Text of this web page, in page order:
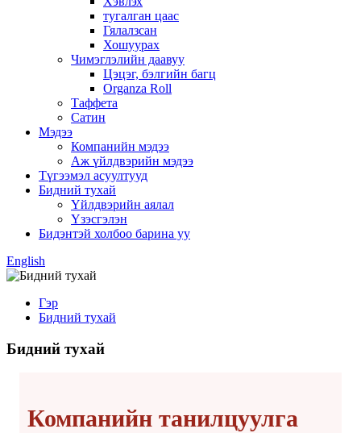
тугалган цаас
Гялалзсан
Хошуурах
Чимэглэлийн даавуу
Цэцэг, бэлгийн багц
Organza Roll
Таффета
Сатин
Мэдээ
Компанийн мэдээ
Аж үйлдвэрийн мэдээ
Түгээмэл асуултууд
Бидний тухай
Үйлдвэрийн аялал
Үзэсгэлэн
Бидэнтэй холбоо барина уу
English
Гэр
Бидний тухай
Бидний тухай
Компанийн танилцуулга